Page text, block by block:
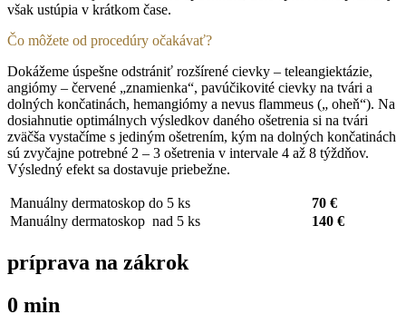
však ustúpia v krátkom čase.
Čo môžete od procedúry očakávať?
Dokážeme úspešne odstrániť rozšírené cievky – teleangiektázie,
angiómy – červené „znamienka“, pavúčikovité cievky na tvári a
dolných končatinách, hemangiómy a nevus flammeus („ oheň“). Na
dosiahnutie optimálnych výsledkov daného ošetrenia si na tvári
zväčša vystačíme s jediným ošetrením, kým na dolných končatinách
sú zvyčajne potrebné 2 – 3 ošetrenia v intervale 4 až 8 týždňov.
Výsledný efekt sa dostavuje priebežne.
Manuálny dermatoskop do 5 ks
70 €
Manuálny dermatoskop nad 5 ks
140 €
príprava na zákrok
0 min